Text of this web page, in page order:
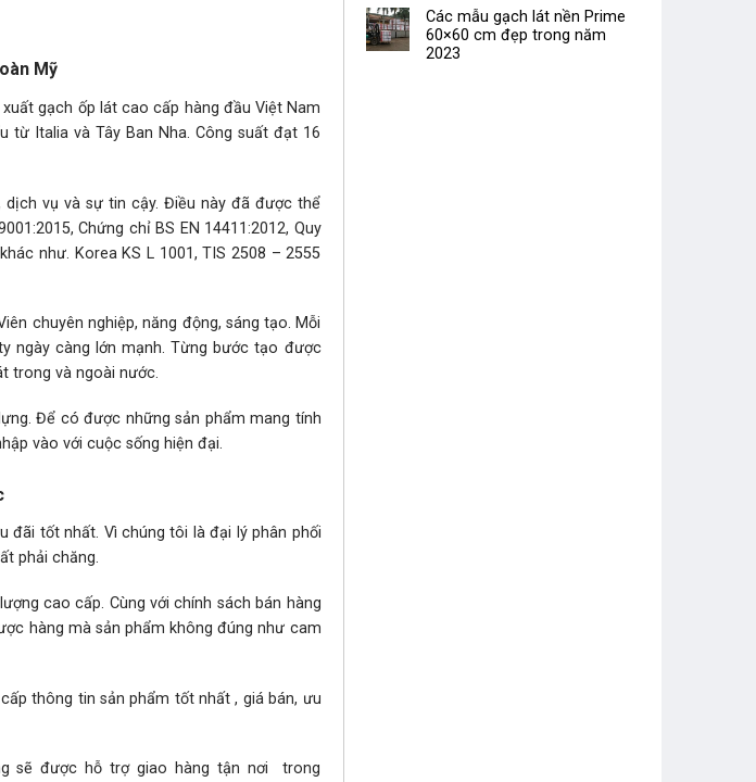
Mỹ
gạch ốp lát cao cấp hàng đầu Việt Nam
Italia và Tây Ban Nha. Công suất đạt 16
vụ và sự tin cậy. Điều này đã được thể
Chứng chỉ BS EN 14411:2012, Quy
như. Korea KS L 1001, TIS 2508 – 2555
chuyên nghiệp, năng động, sáng tạo. Mỗi
ngày càng lớn mạnh. Từng bước tạo được
trong và ngoài nước.
Để có được những sản phẩm mang tính
vào với cuộc sống hiện đại.
đãi tốt nhất. Vì chúng tôi là đại lý phân phối
phải chăng.
cao cấp. Cùng với chính sách bán hàng
hàng mà sản phẩm không đúng như cam
thông tin sản phẩm tốt nhất , giá bán, ưu
sẽ được hỗ trợ giao hàng tận nơi trong
Các mẫu gạch lát nền Prime
60×60 cm đẹp trong năm
2023